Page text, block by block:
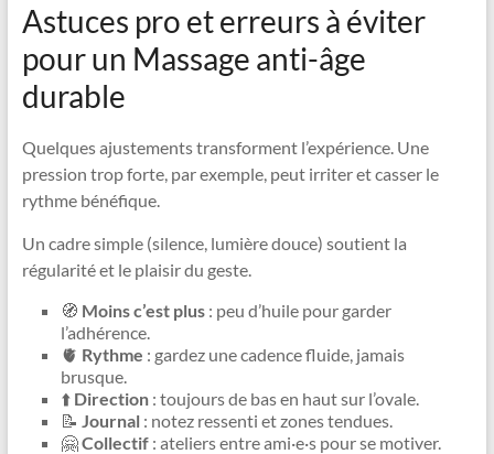
Astuces pro et erreurs à éviter
pour un Massage anti-âge
durable
Quelques ajustements transforment l’expérience. Une
pression trop forte, par exemple, peut irriter et casser le
rythme bénéfique.
Un cadre simple (silence, lumière douce) soutient la
régularité et le plaisir du geste.
🧭 Moins c’est plus: peu d’huile pour garder
l’adhérence.
🫀 Rythme : gardez une cadence fluide, jamais
brusque.
⬆️ Direction: toujours de bas en haut sur l’ovale.
📝 Journal: notez ressenti et zones tendues.
🤗Collectif: ateliers entre ami·e·s pour se motiver.